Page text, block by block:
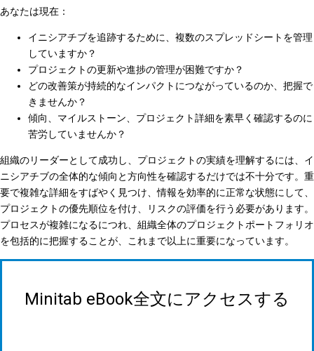
あなたは現在：
イニシアチブを追跡するために、複数のスプレッドシートを管理
していますか？
プロジェクトの更新や進捗の管理が困難ですか？
どの改善策が持続的なインパクトにつながっているのか、把握で
きませんか？
傾向、マイルストーン、プロジェクト詳細を素早く確認するのに
苦労していませんか？
組織のリーダーとして成功し、プロジェクトの実績を理解するには、イ
ニシアチブの全体的な傾向と方向性を確認するだけでは不十分です。重
要で複雑な詳細をすばやく見つけ、情報を効率的に正常な状態にして、
プロジェクトの優先順位を付け、リスクの評価を行う必要があります。
プロセスが複雑になるにつれ、組織全体のプロジェクトポートフォリオ
を包括的に把握することが、これまで以上に重要になっています。
Minitab eBook全文にアクセスする